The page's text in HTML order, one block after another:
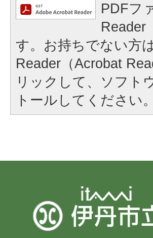
PDFフ
Reader
す。お持ちでない方
Reader（Acrobat
リックして、ソフト
トールしてください。